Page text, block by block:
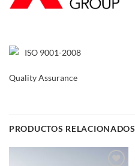
ISO 9001-2008
Quality Assurance
PRODUCTOS RELACIONADOS